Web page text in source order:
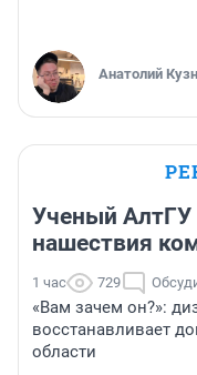
Анатолий
Ученый АлтГУ
нашествия
1 час 729
«Вам зачем он?»:
восстанавливает
области